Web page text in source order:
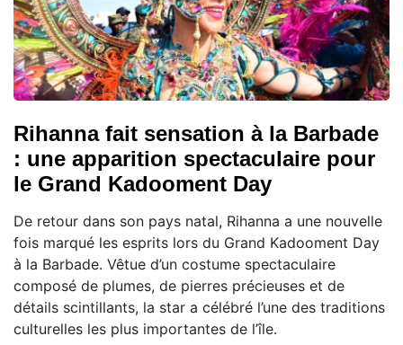
Rihanna fait sensation à la Barbade
: une apparition spectaculaire pour
le Grand Kadooment Day
De retour dans son pays natal, Rihanna a une nouvelle
fois marqué les esprits lors du Grand Kadooment Day
à la Barbade. Vêtue d’un costume spectaculaire
composé de plumes, de pierres précieuses et de
détails scintillants, la star a célébré l’une des traditions
culturelles les plus importantes de l’île.